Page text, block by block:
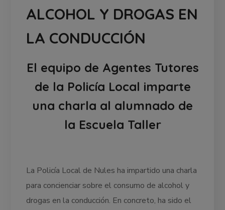
ALCOHOL Y DROGAS EN
LA CONDUCCIÓN
El equipo de Agentes Tutores
de la Policía Local imparte
una charla al alumnado de
la Escuela Taller
La Policía Local de Nules ha impartido una charla
para concienciar sobre el consumo de alcohol y
drogas en la conducción. En concreto, ha sido el